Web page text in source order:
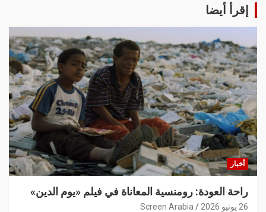
إقرأ أيضا
أخبار
راحة العودة: رومنسية المعاناة في فيلم «يوم الدين»
26 يونيو 2026 Screen Arabia